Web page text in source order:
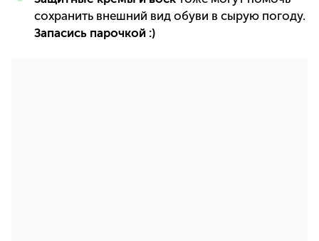
сохранить внешний вид обуви в сырую погоду.
Запасись парочкой :)